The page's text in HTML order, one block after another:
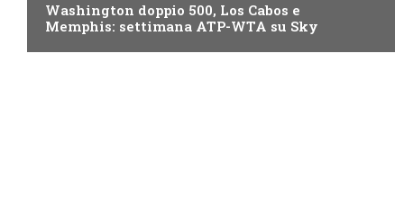
Washington doppio 500, Los Cabos e
Memphis: settimana ATP-WTA su Sky